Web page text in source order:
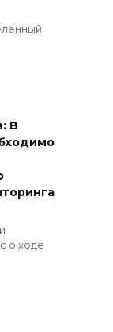
В
о ходе